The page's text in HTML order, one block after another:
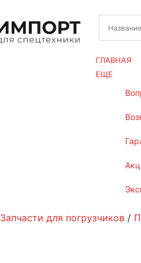
ГЛАВНАЯ
ЕЩЕ
Запчасти для погрузчиков /